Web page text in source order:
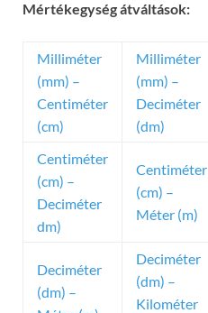
Mértékegység átváltások:
Milliméter
(mm) –
Centiméter
(cm)
Milliméter
(mm) –
Deciméter
(dm)
Centiméter
(cm) –
Deciméter
dm)
Centiméter
(cm) –
Méter (m)
Deciméter
(dm) –
Deciméter
(dm) –
Kilométer